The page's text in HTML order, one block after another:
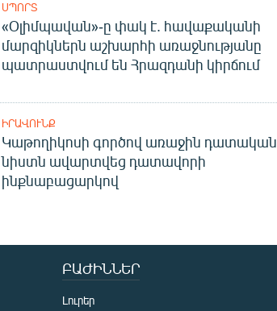
ՍՊՈՐՏ
«Օլիմպավան»-ը փակ է. հավաքականի
մարզիկներն աշխարհի առաջնությանը
պատրաստվում են Հրազդանի կիրճում
ԻՐԱՎՈՒՆՔ
Կաթողիկոսի գործով առաջին դատական
նիստն ավարտվեց դատավորի
ինքնաբացարկով
ԲԱԺԻՆՆԵՐ
Լուրեր